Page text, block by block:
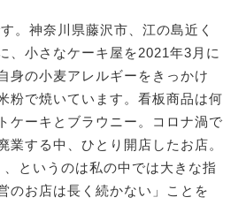
。神奈川県藤沢市、江の島近く
、小さなケーキ屋を2021年3月に
身の小麦アレルギーをきっかけ
粉で焼いています。看板商品は何
ケーキとブラウニー。コロナ渦で
業する中、ひとり開店したお店。
、というのは私の中では大きな指
のお店は長く続かない」ことを